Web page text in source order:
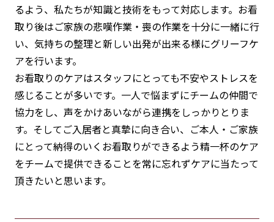
るよう、私たちが知識と技術をもって対応します。お看
取り後はご家族の悲嘆作業・喪の作業を十分に一緒に行
い、気持ちの整理と新しい出発が出来る様にグリーフケ
アを行います。
お看取りのケアはスタッフにとっても不安やストレスを
感じることが多いです。一人で悩まずにチームの仲間で
協力をし、声をかけあいながら連携をしっかりとりま
す。そしてご入居者と真摯に向き合い、ご本人・ご家族
にとって納得のいくお看取りができるよう精一杯のケア
をチームで提供できることを常に忘れずケアに当たって
頂きたいと思います。